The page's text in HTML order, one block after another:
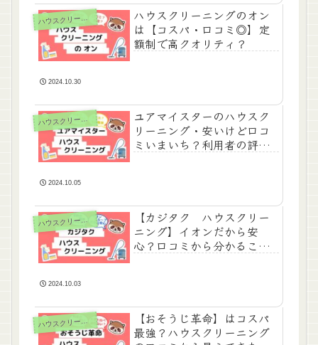
ハ
ウスクリーニング
ハウスクリーニングのオン
は【コスパ・口コミ◎】定
額制で高クオリティ？
2024.10.30
ハ
ウスクリーニング
ユアマイスターのハウスク
リーニング・安いけど口コ
ミいまいち？利用者の評価
2024.10.05
ハ
ウスクリーニング
【カジタク ハウスクリー
ニング】イオンだから安
心？口コミから分かるこ
2024.10.03
ハ
ウスクリーニング
【おそうじ革命】はコスパ
最強？ハウスクリーニング